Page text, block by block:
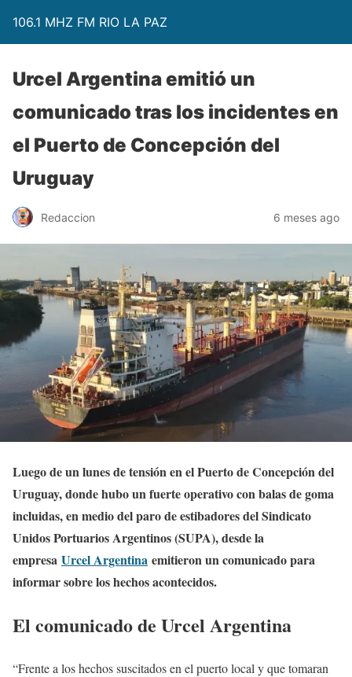
106.1 MHZ FM RIO LA PAZ
Urcel Argentina emitió un
comunicado tras los incidentes en
el Puerto de Concepción del
Uruguay
Redaccion 6 meses ago
Luego de un lunes de tensión en el Puerto de Concepción del
Uruguay, donde hubo un fuerte operativo con balas de goma
incluidas, en medio del paro de estibadores del Sindicato
Unidos Portuarios Argentinos (SUPA), desde la
empresa Urcel Argentina emitieron un comunicado para
informar sobre los hechos acontecidos.
El comunicado de Urcel Argentina
“Frente a los hechos suscitados en el puerto local y que tomaran